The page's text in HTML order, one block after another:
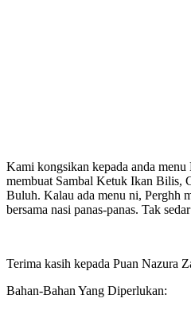
Kami kongsikan kepada anda menu
membuat Sambal Ketuk Ikan Bilis,
Buluh. Kalau ada menu ni, Perghh
bersama nasi panas-panas. Tak
Terima kasih kepada Puan Nazura
Bahan-Bahan Yang Diperlukan: